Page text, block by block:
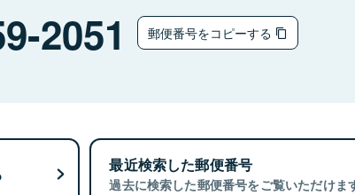
2051 郵便番号をコピーする
最近検索した郵便番号
過去に検索した郵便番号をご覧いただけま